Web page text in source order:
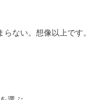
ない。想像以上です。